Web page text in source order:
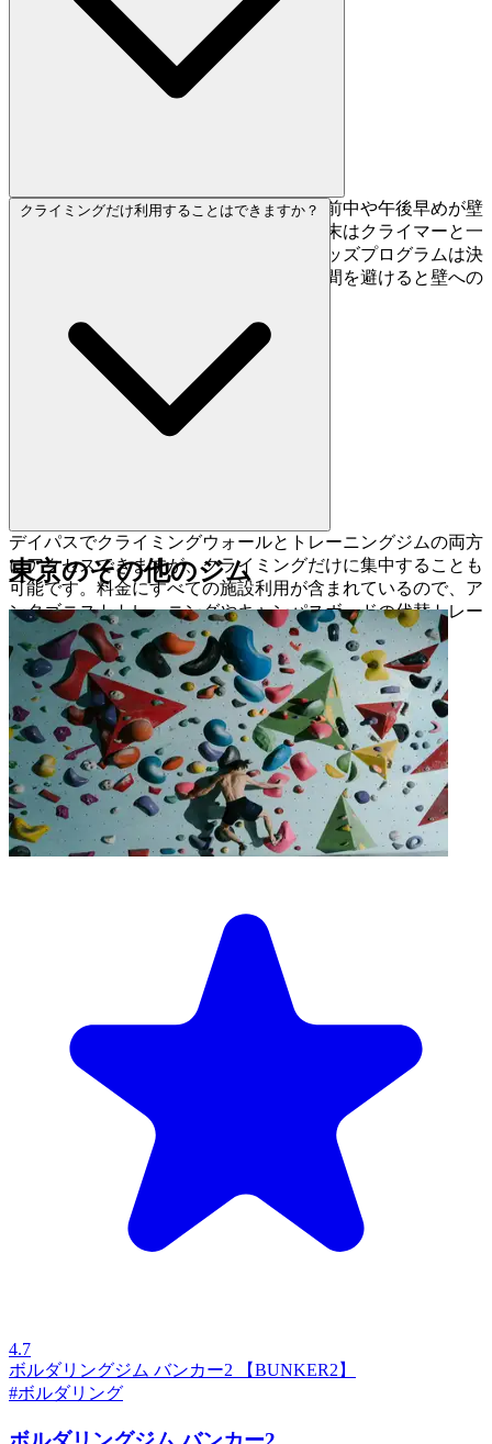
多目的スポーツクラブのため、平日の午前中や午後早めが壁
を空いた状態で使えます。夕方以降や週末はクライマーと一
般クラブ会員の両方で混み合います。キッズプログラムは決
まった時間帯に実施されるので、その時間を避けると壁への
クライミングだけ利用することはできますか？
デイパスでクライミングウォールとトレーニングジムの両方
にアクセスできますが、クライミングだけに集中することも
可能です。料金にすべての施設利用が含まれているので、ア
ンタゴニストトレーニングやキャンパスボードの代替トレー
ニングにも活用するのがおすすめです。
東京のその他のジム
4.7
ボルダリングジム バンカー2 【BUNKER2】
#ボルダリング